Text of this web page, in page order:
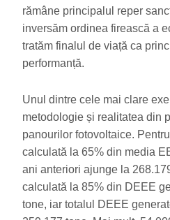
rămâne principalul reper
inversăm ordinea firească a
tratăm finalul de viață ca
performanță.
Unul dintre cele mai clare
metodologie și realitatea din
panourilor fotovoltaice.
calculată la 65% din media
ani anteriori ajunge la
calculată la 85% din DEEE
tone, iar totalul DEEE